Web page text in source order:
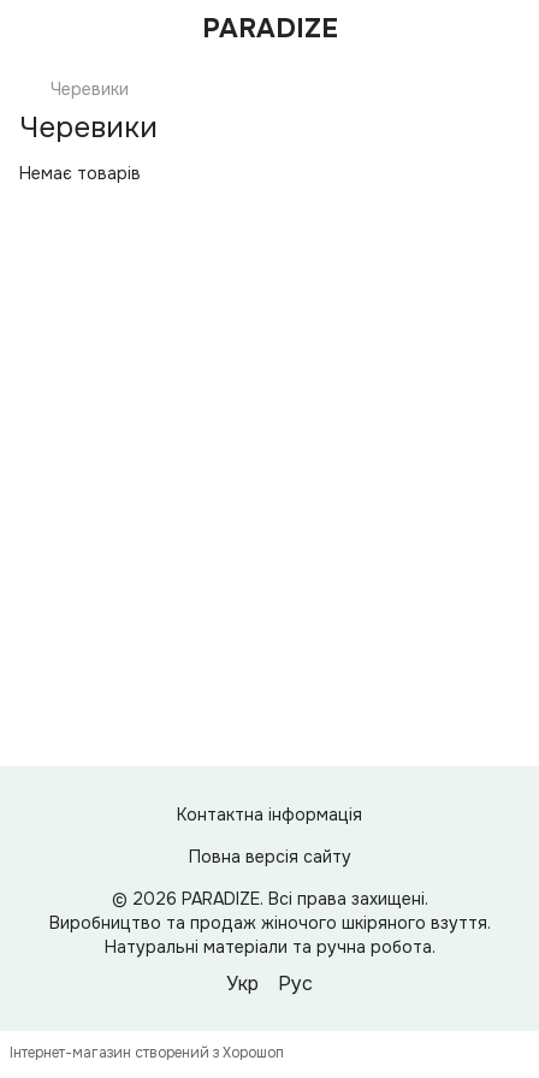
PARADIZE
Черевики
Черевики
Немає товарів
Контактна інформація
Повна версія сайту
© 2026 PARADIZE. Всі права захищені.
Виробництво та продаж жіночого шкіряного взуття.
Натуральні матеріали та ручна робота.
Укр Рус
Інтернет-магазин створений з Хорошоп